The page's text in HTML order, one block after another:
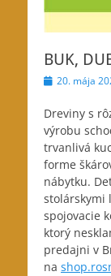
BUK,
Posted20. mája
Dreviny s
výrobu
trvanlivá
forme
nábytku.
stolárskymi
spojovacie
ktorý
predajni v
na